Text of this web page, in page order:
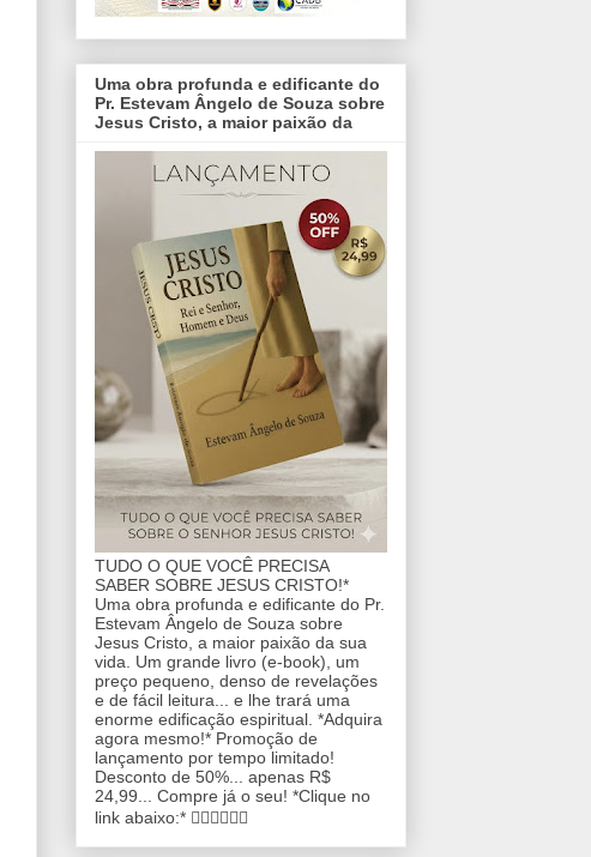
Uma obra profunda e edificante do
Pr. Estevam Ângelo de Souza sobre
Jesus Cristo, a maior paixão da
TUDO O QUE VOCÊ PRECISA
SABER SOBRE JESUS CRISTO!*
Uma obra profunda e edificante do Pr.
Estevam Ângelo de Souza sobre
Jesus Cristo, a maior paixão da sua
vida. Um grande livro (e-book), um
preço pequeno, denso de revelações
e de fácil leitura... e lhe trará uma
enorme edificação espiritual. *Adquira
agora mesmo!* Promoção de
lançamento por tempo limitado!
Desconto de 50%... apenas R$
24,99... Compre já o seu! *Clique no
link abaixo:* 👇🏼👇🏼👇🏼